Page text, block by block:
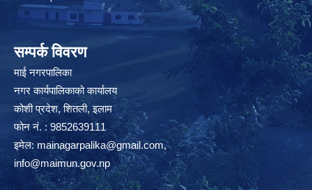
सम्पर्क विवरण
माई नगरपालिका
नगर कार्यपालिकाको कार्यालय
कोशी प्रदेश, शितली, इलाम
फोन नं. : 9852639111
इमेल:mainagarpalika@gmail.com,
info@maimun.gov.np